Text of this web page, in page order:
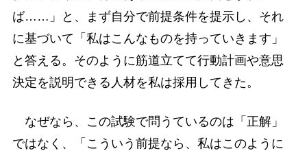
ば……」と、まず自分で前提条件を提示し、それ
に基づいて「私はこんなものを持っていきます」
と答える。そのように筋道立てて行動計画や意思
決定を説明できる人材を私は採用してきた。
なぜなら、この試験で問うているのは「正解」
ではなく、「こういう前提なら、私はこのように